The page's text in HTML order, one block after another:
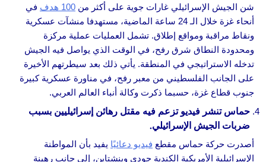
شن الجيش الإسرائيلي غارات جوية على أكثر من 100 هدف
في
أنحاء غزة خلال الـ 24 ساعة الماضية، مستهدفا منشآت عسكرية
ونقاط مراقبة ومواقع إطلاق. تشمل العمليات عملية مركزة
ومحدودة النطاق شرق رفح، في الوقت الذي يواصل فيه الجيش
تدخله الاستراتيجي في المنطقة. يأتي ذلك بعد سيطرتهم الأخيرة
على الجانب الفلسطيني من معبر رفح، في مناورة عسكرية كبيرة
جنوب قطاع غزة، حسبما ذكرت وكالة أنباء العالم العربي.
حماس تنشر فيديو تزعم فيه مقتل رهائن إسرائيليين بسبب
ضربات الجيش الإسرائيلي.
أصدرت حركة حماس مقطع فيديو دعائيًا يفيد بأن المواطنة
الإسرائيلية الأمريكية الكندية جودي وينشتاين، إلى جانب رهينة